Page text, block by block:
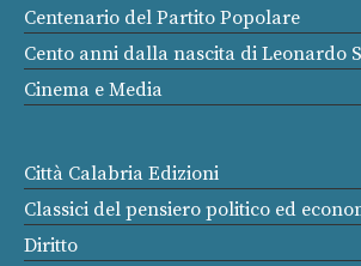
Centenario del Partito Popolare
Cento anni dalla nascita di Leonardo
Cinema e Media
Città Calabria Edizioni
Classici del pensiero politico ed
Diritto